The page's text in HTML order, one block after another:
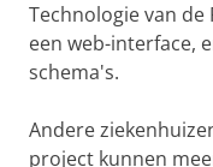
Technologie van de
een web-interface,
schema's.
Andere
project kunnen